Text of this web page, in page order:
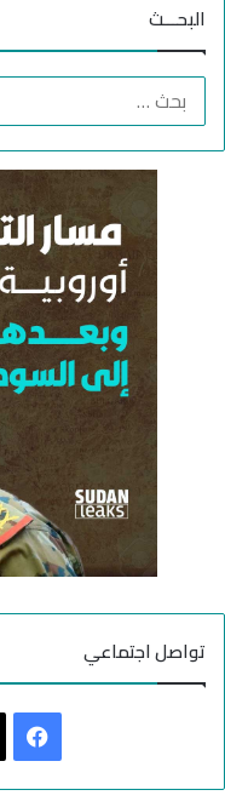
د
ا
ع
ا
ت
البحـــث
تواصل اجتماعي
ي